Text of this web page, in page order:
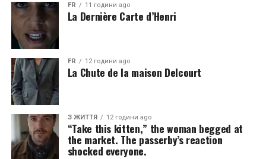
FR 11 години ago
La Dernière Carte d’Henri
FR 12 години ago
La Chute de la maison Delcourt
З ЖИТТЯ 12 години ago
“Take this kitten,” the woman begged at
the market. The passerby’s reaction
shocked everyone.